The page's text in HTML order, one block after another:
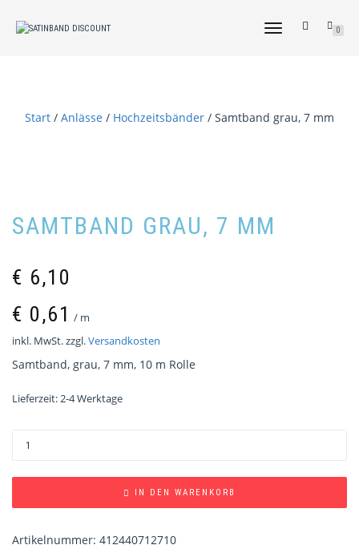
NAVIGATION
0
Start / Anlässe / Hochzeitsbänder / Samtband grau, 7 mm
SAMTBAND GRAU, 7 MM
€ 6,10
€ 0,61 / m
inkl. MwSt.zzgl.Versandkosten
Samtband, grau, 7 mm, 10 m Rolle
Lieferzeit:2-4 Werktage
IN DEN WARENKORB
Artikelnummer: 412440712710